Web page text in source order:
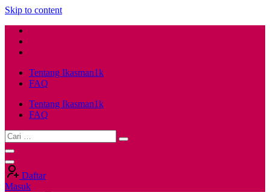
Skip to content
Tentang Ikasman1k
FAQ
Tentang Ikasman1k
FAQ
Daftar
Masuk